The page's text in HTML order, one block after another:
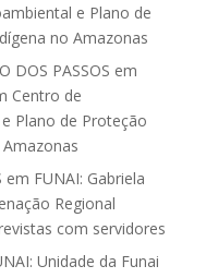
e Plano de
no Amazonas
DOS PASSOS em
Centro de
Plano de Proteção
em FUNAI: Gabriela
Regional
com servidores
Unidade da Funai